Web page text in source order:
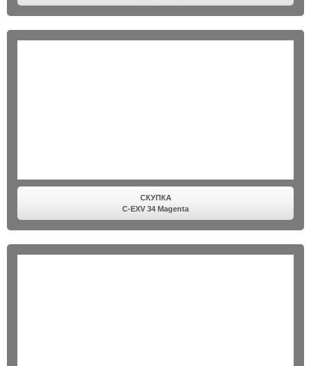
СКУПКА
C-EXV 34 Magenta